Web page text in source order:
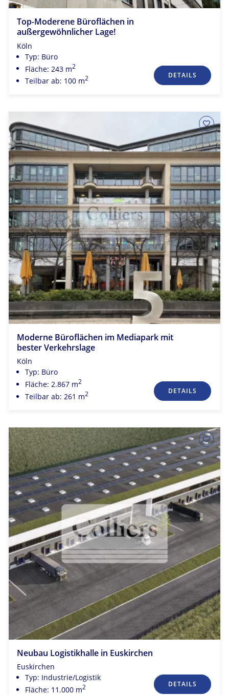
Top-Moderene Büroflächen in
außergewöhnlicher Lage!
Köln
Typ: Büro
Fläche: 243 m2
Teilbar ab: 100 m2 DETAILS
Moderne Büroflächen im Mediapark mit
bester Verkehrslage
Köln
Typ: Büro
Fläche: 2.867 m2
Teilbar ab: 261 m2 DETAILS
Neubau Logistikhalle in Euskirchen
Euskirchen
Typ: Industrie/Logistik
Fläche: 11.000 m2 DETAILS